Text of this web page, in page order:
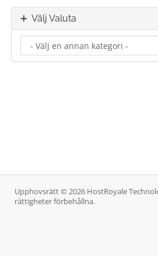
Välj Valuta
Upphovsrätt © 2026 HostRoyale
rättigheter förbehållna.